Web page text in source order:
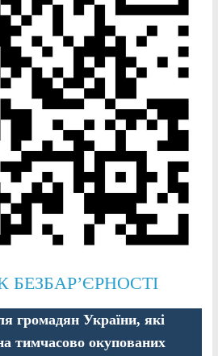
БЕЗБАР’ЄРНОСТІ
громадян України, які
тимчасово окупованих